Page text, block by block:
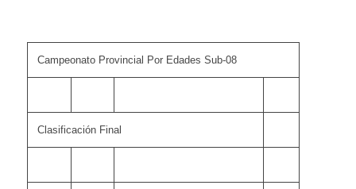
Campeonato Provincial Por Edades Sub-08
Clasificación Final